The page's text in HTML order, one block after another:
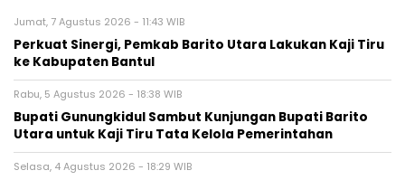
Jumat, 7 Agustus 2026 - 11:43 WIB
Perkuat Sinergi, Pemkab Barito Utara Lakukan Kaji Tiru
ke Kabupaten Bantul
Rabu, 5 Agustus 2026 - 18:38 WIB
Bupati Gunungkidul Sambut Kunjungan Bupati Barito
Utara untuk Kaji Tiru Tata Kelola Pemerintahan
Selasa, 4 Agustus 2026 - 18:29 WIB